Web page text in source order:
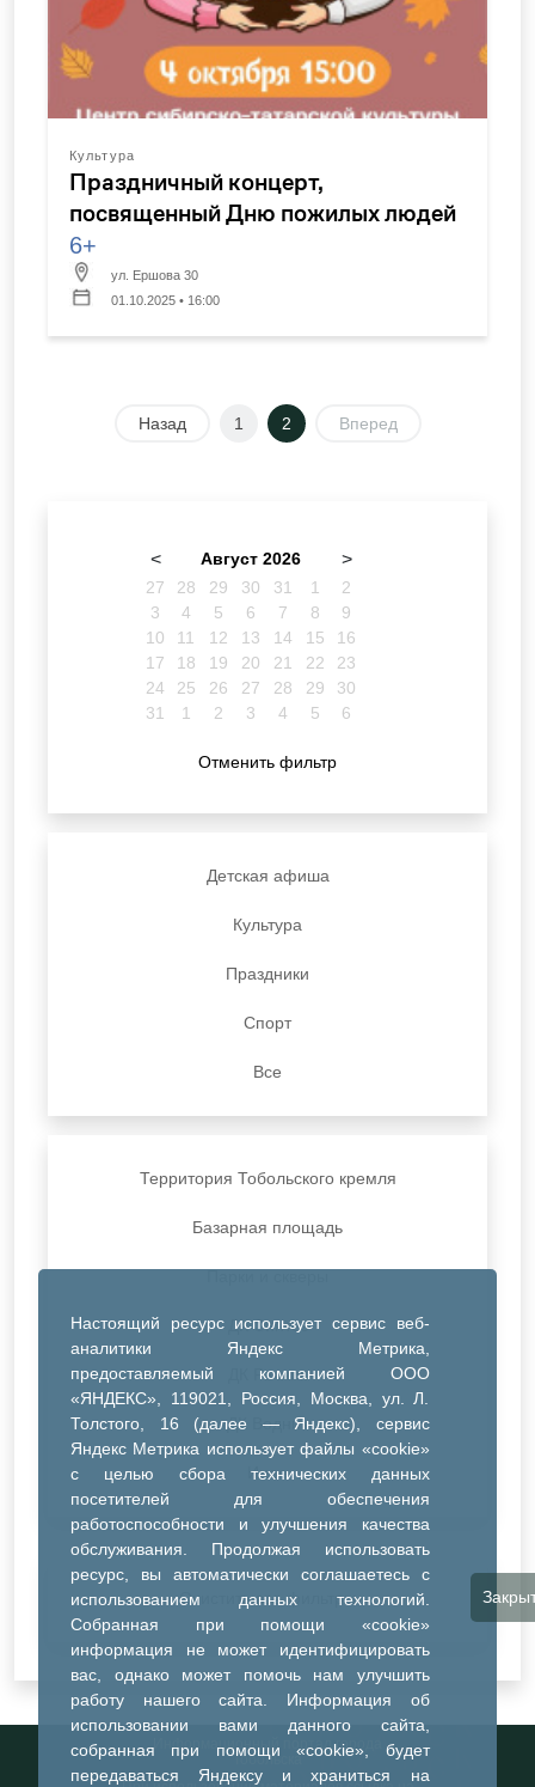
Настоящий ресурс использует сервис веб-
аналитики Яндекс Метрика,
предоставляемый компанией ООО
«ЯНДЕКС», 119021, Россия, Москва, ул. Л.
Толстого, 16 (далее — Яндекс), сервис
Яндекс Метрика использует файлы «cookie»
с целью сбора технических данных
посетителей для обеспечения
работоспособности и улучшения качества
обслуживания. Продолжая использовать
ресурс, вы автоматически соглашаетесь с
использованием данных технологий.
Собранная при помощи «cookie»
информация не может идентифицировать
вас, однако может помочь нам улучшить
работу нашего сайта. Информация об
использовании вами данного сайта,
собранная при помощи «cookie», будет
передаваться Яндексу и храниться на
Культура
Праздничный концерт,
посвященный Дню пожилых людей
6+
ул. Ершова 30
01.10.2025 • 16:00
Назад 1 2 Вперед
< Август 2026 >
27 28 29 30 31 1
2
3
4 5 6 7 8
9
10
11 12 13 14 15
16
17
18 19 20 21 22
23
24
25 26 27 28 29
30
31
1 2 3 4 5 6
Отменить фильтр
Детская афиша
Культура
Праздники
Спорт
Все
Территория Тобольского кремля
Базарная площадь
ДК Синтез
ДК Речник
ДК Водник
Иное
Очистить все фильтры
Информационный портал города
Тобольска